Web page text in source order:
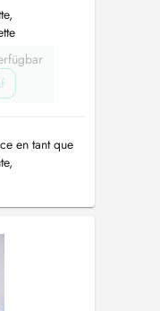
en tant que
et les
de leur
les